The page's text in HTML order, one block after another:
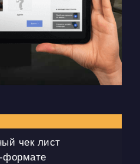
чек лист
формате